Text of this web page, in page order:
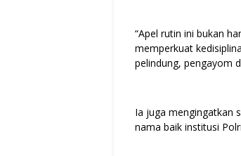
“Apel rutin ini bukan
memperkuat
pelindung, pengayom
Ia juga mengingatkan
nama baik institusi